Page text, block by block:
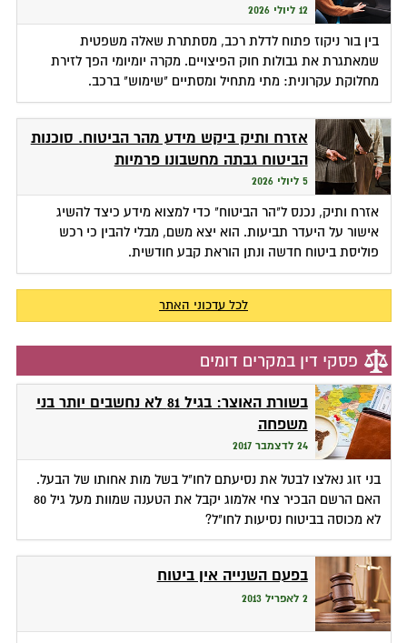
12 ליולי 2026
בין בור ניקוז פתוח לדלת רכב, מסתתרת שאלה משפטית
שמאתגרת את גבולות חוק הפיצויים. מקרה יומיומי הפך לזירת
מחלוקת עקרונית: מתי מתחיל ומסתיים "שימוש" ברכב.
אזרח ותיק ביקש מידע מהר הביטוח. סוכנות
הביטוח גבתה מחשבונו פרמיות
5 ליולי 2026
אזרח ותיק, נכנס ל"הר הביטוח" כדי למצוא מידע כיצד להשיג
אישור על היעדר תביעות. הוא יצא משם, מבלי להבין כי רכש
פוליסת ביטוח חדשה ונתן הוראת קבע חודשית.
לכל עדכוני האתר
פסקי דין במקרים דומים
בשורת האוצר: בגיל 81 לא נחשבים יותר בני
משפחה
24 לדצמבר 2017
בני זוג נאלצו לבטל את נסיעתם לחו"ל בשל מות אחותו של הבעל.
האם הרשם הבכיר צחי אלמוג יקבל את הטענה שמוות מעל גיל 80
לא מכוסה בביטוח נסיעות לחו"ל?
בפעם השנייה אין ביטוח
2 לאפריל 2013